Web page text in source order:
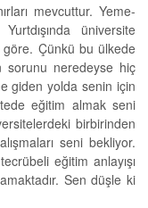
mevcuttur. Yeme-
üniversite
Çünkü bu ülkede
sorunu neredeyse hiç
giden yolda senin için
eğitim almak seni
birbirinden
seni bekliyor.
eğitim anlayışı
Sen düşle ki